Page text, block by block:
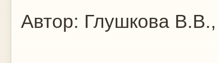
Автор: Глушкова